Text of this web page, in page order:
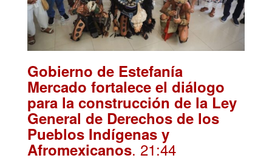
Gobierno de Estefanía
Mercado fortalece el diálogo
para la construcción de la Ley
General de Derechos de los
Pueblos Indígenas y
Afromexicanos. 21:44